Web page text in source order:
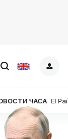
El País: власти